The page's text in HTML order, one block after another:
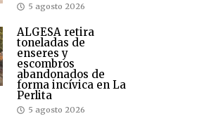
5 agosto 2026
ALGESA retira
toneladas de
enseres y
escombros
abandonados de
forma incívica en La
Perlita
5 agosto 2026